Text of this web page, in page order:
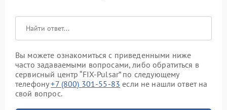
Вы можете ознакомиться с приведенными ниже
часто задаваемыми вопросами, либо обратиться в
сервисный центр “FIX-Pulsar” по следующему
телефону+7 (800) 301-55-83 если не нашли ответ на
свой вопрос.